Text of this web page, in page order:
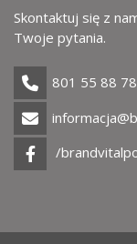
Skontaktuj się z
Twoje pytania.
801 55 88 78
/